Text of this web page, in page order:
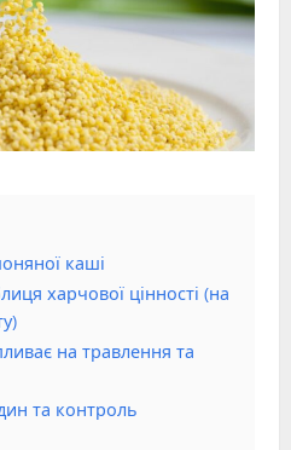
каші
харчової цінності (на
на травлення та
та контроль